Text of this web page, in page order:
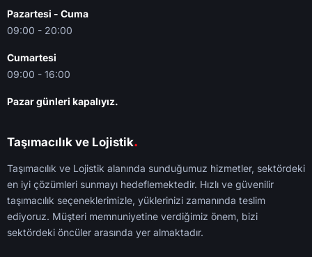
Pazartesi - Cuma
09:00 - 20:00
Cumartesi
09:00 - 16:00
Pazar günleri kapalıyız.
Taşımacılık ve Lojistik.
Taşımacılık ve Lojistik alanında sunduğumuz hizmetler, sektördeki
en iyi çözümleri sunmayı hedeflemektedir. Hızlı ve güvenilir
taşımacılık seçeneklerimizle, yüklerinizi zamanında teslim
ediyoruz. Müşteri memnuniyetine verdiğimiz önem, bizi
sektördeki öncüler arasında yer almaktadır.